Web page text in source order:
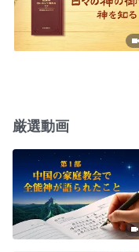
厳選動画